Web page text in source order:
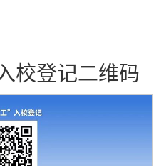
校登记二维码